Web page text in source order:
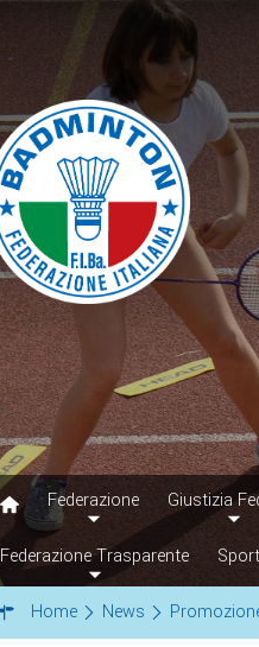
Federazione Giustizia
Federazione Trasparente
Home News